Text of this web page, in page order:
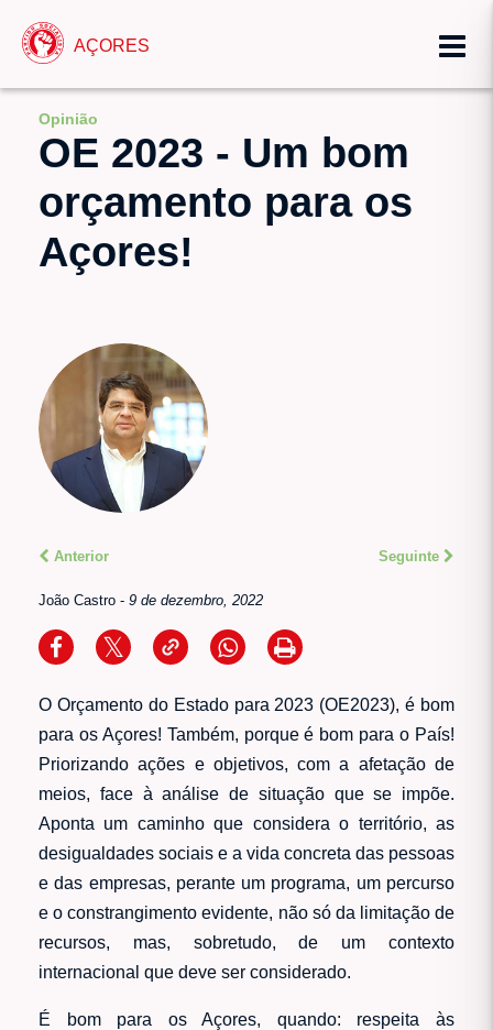
AÇORES
Opinião
OE 2023 - Um bom
orçamento para os
Açores!
Anterior Seguinte
João Castro - 9 de dezembro, 2022
O Orçamento do Estado para 2023 (OE2023), é bom
para os Açores! Também, porque é bom para o País!
Priorizando ações e objetivos, com a afetação de
meios, face à análise de situação que se impõe.
Aponta um caminho que considera o território, as
desigualdades sociais e a vida concreta das pessoas
e das empresas, perante um programa, um percurso
e o constrangimento evidente, não só da limitação de
recursos, mas, sobretudo, de um contexto
internacional que deve ser considerado.
É bom para os Açores, quando: respeita às